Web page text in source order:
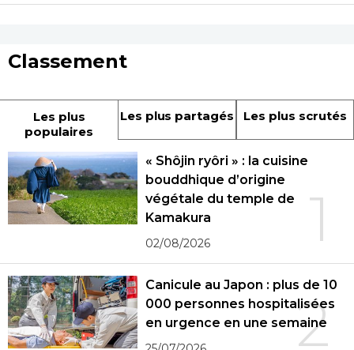
Classement
Les plus
populaires
Les plus partagés Les plus scrutés
1
« Shôjin ryôri » : la cuisine
bouddhique d’origine
végétale du temple de
Kamakura
02/08/2026
2
Canicule au Japon : plus de 10
000 personnes hospitalisées
en urgence en une semaine